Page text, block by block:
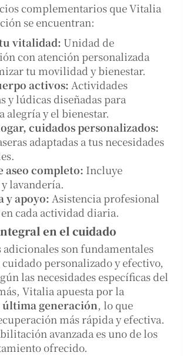
complementarios que Vitalia
se encuentran:
vitalidad: Unidad de
con atención personalizada
tu movilidad y bienestar.
activos: Actividades
y lúdicas diseñadas para
alegría y el bienestar.
cuidados personalizados:
adaptadas a tus necesidades
aseo completo: Incluye
lavandería.
y apoyo: Asistencia profesional
cada actividad diaria.
en el cuidado
adicionales son fundamentales
personalizado y efectivo,
las necesidades específicas del
Vitalia apuesta por la
generación, lo que
más rápida y efectiva.
avanzada es uno de los
ofrecido.